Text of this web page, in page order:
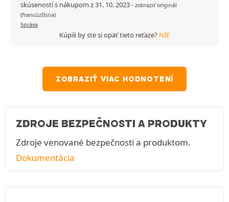
skúseností s nákupom z 31. 10. 2023- zobraziť originál
(francúzština)
Správa
Kúpili by ste si opäť tieto reťaze? NIE
ZOBRAZIŤ VIAC HODNOTENÍ
ZDROJE BEZPEČNOSTI A PRODUKTY
Zdroje venované bezpečnosti a produktom.
Dokumentácia